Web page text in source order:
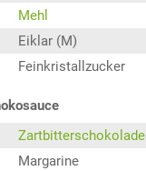
Mehl
Eiklar (M)
Feinkristallzucker
Zartbitterschokolade
Margarine